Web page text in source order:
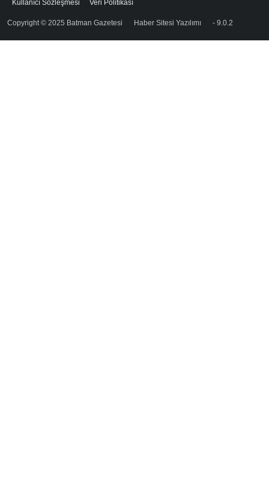
Copyright © 2025 Batman Gazetesi Haber Sitesi Yazılımı - 9.0.2
Kullanıcı Sözleşmesi
Veri Politikası